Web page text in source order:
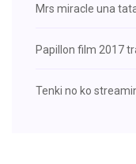
Mrs miracle una
Papillon film 2017
Tenki no ko